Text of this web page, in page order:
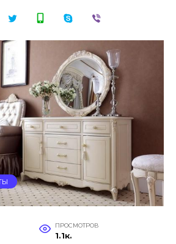
ПРОСМОТРОВ
1.1к.